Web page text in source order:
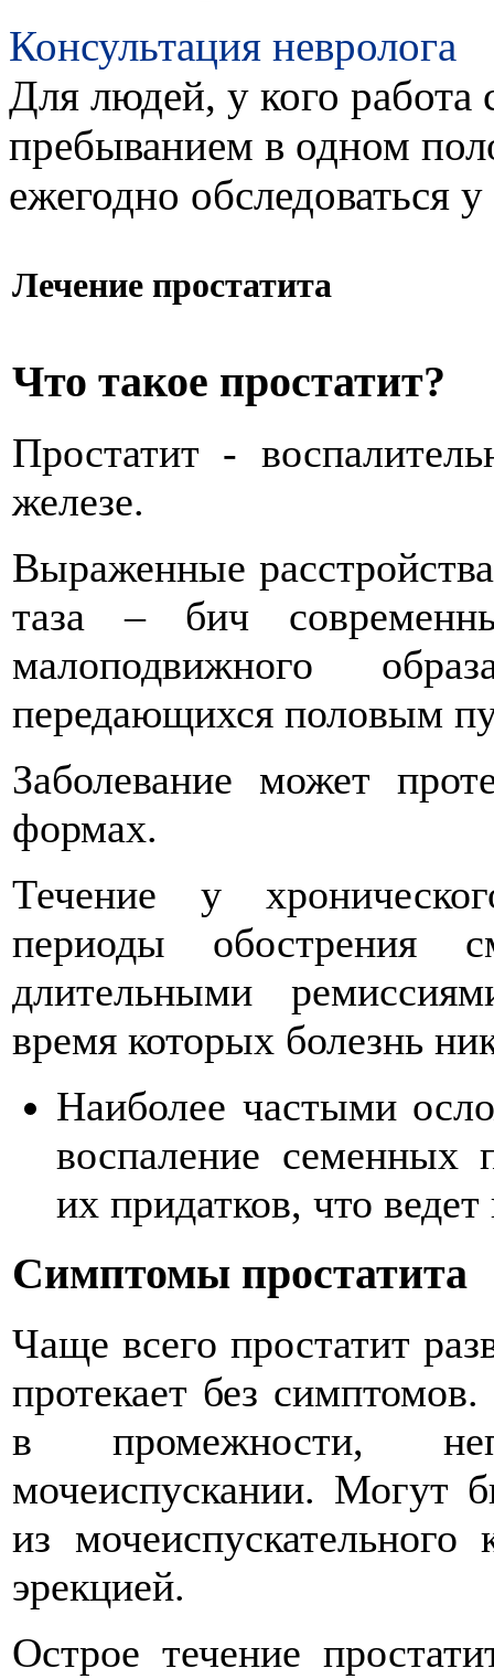
Консультация невролога
Для людей, у кого работа
пребыванием в одном
ежегодно обследоваться
Лечение простатита
Что такое простатит?
Простатит -
железе.
Выраженные
таза – бич
малоподвижного
передающихся половым
Заболевание может
формах.
Течение у
периоды обострения
длительными
время которых болезнь
Наиболее частыми
воспаление семенных
их придатков, что
Симптомы простатита
Чаще всего простатит
протекает без
в промежности,
мочеиспускании. Могут
из
эрекцией.
Острое течение